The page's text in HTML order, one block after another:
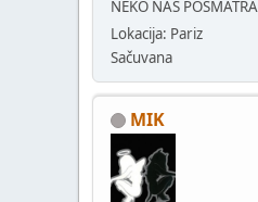
NEKO NAS POSMATRA
Lokacija: Pariz
Sačuvana
MIK